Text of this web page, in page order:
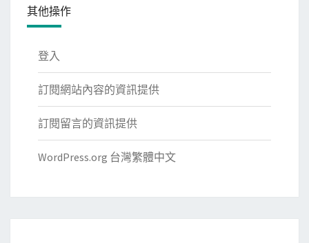
其他操作
登入
訂閱網站內容的資訊提供
訂閱留言的資訊提供
WordPress.org 台灣繁體中文